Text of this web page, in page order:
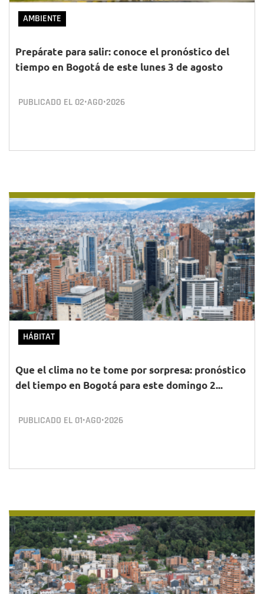
AMBIENTE
Prepárate para salir: conoce el pronóstico del
tiempo en Bogotá de este lunes 3 de agosto
PUBLICADO EL 02•AGO•2026
HÁBITAT
Que el clima no te tome por sorpresa: pronóstico
del tiempo en Bogotá para este domingo 2...
PUBLICADO EL 01•AGO•2026